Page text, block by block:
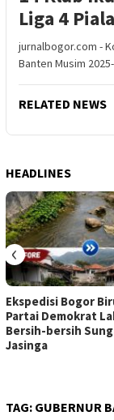
Liga 4
jurnalbogor.com -
Banten Musim
RELATED NEWS
HEADLINES
Ekspedisi Bogor
Partai Demokrat
Bersih-bersih
Jasinga
‹
TAG: GUBERNUR